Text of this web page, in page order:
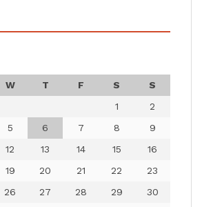
W T F S
S
1
2
5 6 7 8
9
12 13 14 15
16
19 20 21 22
23
26 27 28 29
30